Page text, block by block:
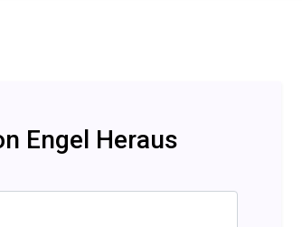
Engel Heraus